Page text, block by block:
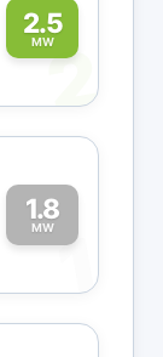
2.5
MW2
1.8
MW1